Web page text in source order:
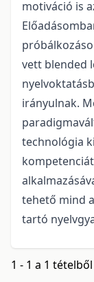
motiváció is
vett blended
irányulnak.
technológia
tehető mind
tartó
1 - 1 a 1 tételből